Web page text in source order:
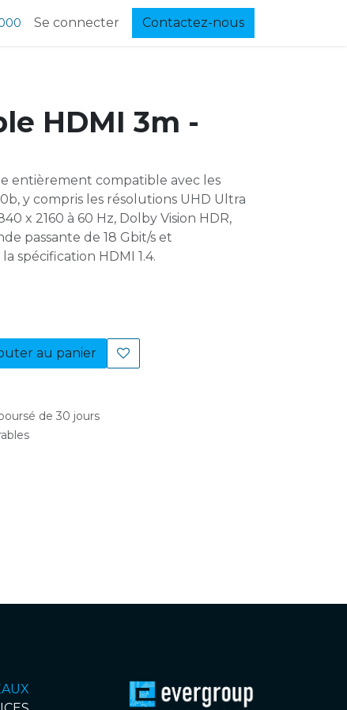
Se connecter Contactez-nous
HDMI 3m -
entièrement compatible avec les
y compris les résolutions UHD Ultra
x 2160 à 60 Hz, Dolby Vision HDR,
passante de 18 Gbit/s et
spécification HDMI 1.4.
au panier
de 30 jours